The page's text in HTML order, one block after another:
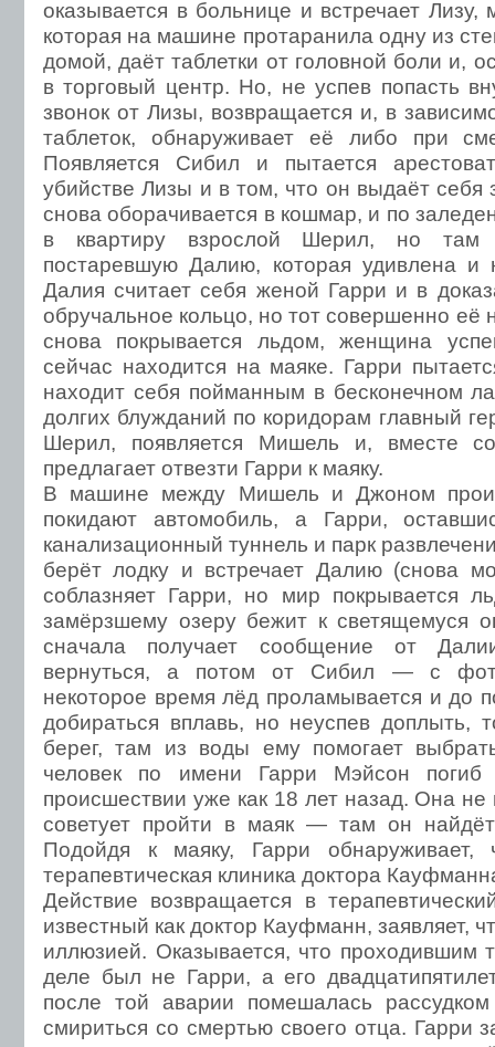
оказывается в больнице и встречает
которая на машине протаранила одну из
домой, даёт таблетки от головной боли и,
в торговый центр. Но, не успев попасть
звонок от Лизы, возвращается и, в
таблеток, обнаруживает её либо при
Появляется Сибил и пытается
убийстве Лизы и в том, что он выдаёт себя
снова оборачивается в кошмар, и по
в квартиру взрослой Шерил, но там
постаревшую Далию, которая удивлена и
Далия считает себя женой Гарри и в
обручальное кольцо, но тот совершенно
снова покрывается льдом, женщина
сейчас находится на маяке. Гарри
находит себя пойманным в бесконечном
долгих блужданий по коридорам главный
Шерил, появляется Мишель и, вместе
предлагает отвезти Гарри к маяку.
В машине между Мишель и Джоном
покидают автомобиль, а Гарри,
канализационный туннель и парк
берёт лодку и встречает Далию (снова
соблазняет Гарри, но мир покрывается
замёрзшему озеру бежит к светящемуся
сначала получает сообщение от
вернуться, а потом от Сибил — с
некоторое время лёд проламывается и до
добираться вплавь, но неуспев доплыть,
берег, там из воды ему помогает
человек по имени Гарри Мэйсон погиб
происшествии уже как 18 лет назад. Она не
советует пройти в маяк — там он
Подойдя к маяку, Гарри
терапевтическая клиника доктора
Действие возвращается в
известный как доктор Кауфманн, заявляет,
иллюзией. Оказывается, что проходившим
деле был не Гарри, а его
после той аварии помешалась
смириться со смертью своего отца. Гарри